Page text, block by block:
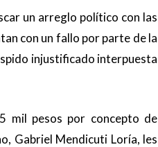
un arreglo político con las
con un fallo por parte de la
injustificado interpuesta
mil pesos por concepto de
Gabriel Mendicuti Loría, les